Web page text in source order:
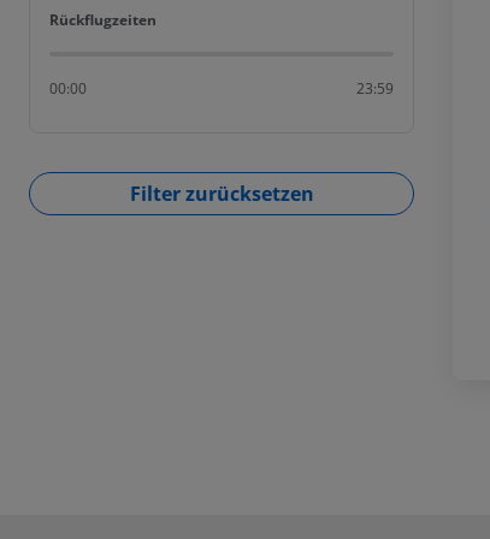
Rückflugzeiten
Rückflugzeiten
00:00 23:59
Filter zurücksetzen